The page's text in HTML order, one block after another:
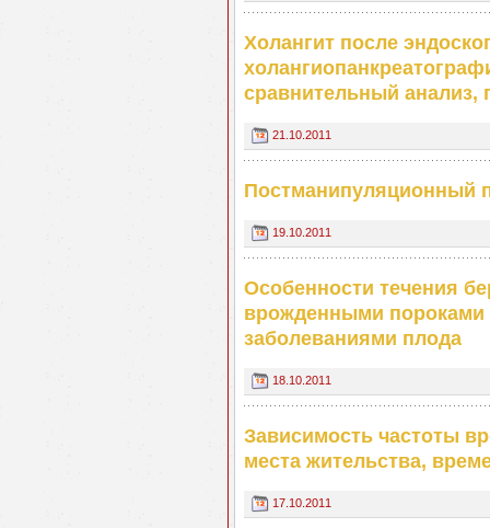
Холангит после
сравнительный анализ,
21.10.2011
Постманипуляционный
19.10.2011
Особенности течения
врожденными пороками
заболеваниями плода
18.10.2011
Зависимость частоты
места жительства,
17.10.2011